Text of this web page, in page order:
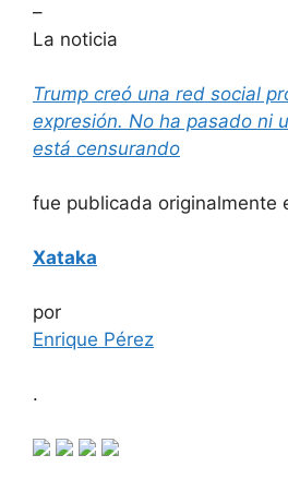
–
La noticia
Trump creó una red social
expresión. No ha pasado ni
está censurando
fue publicada originalmente
Xataka
por
Enrique Pérez
.